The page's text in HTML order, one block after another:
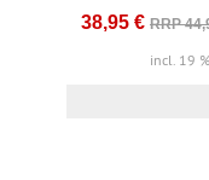
38,95 € RRP
incl. 19